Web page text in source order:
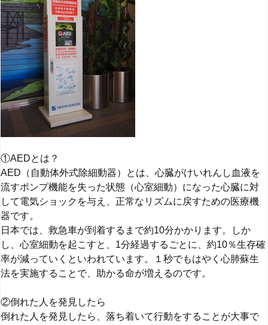
①AEDとは？
AED（自動体外式除細動器）とは、心臓がけいれんし血液を
流すポンプ機能を失った状態（心室細動）になった心臓に対
して電気ショックを与え、正常なリズムに戻すための医療機
器です。
日本では、救急車が到着するまで約10分かかります。しか
し、心室細動を起こすと、1分経過するごとに、約10％生存確
率が減っていくといわれています。１秒でもはやく心肺蘇生
法を実施することで、助かる命が増えるのです。
②倒れた人を発見したら
倒れた人を発見したら、落ち着いて行動をすることが大事で